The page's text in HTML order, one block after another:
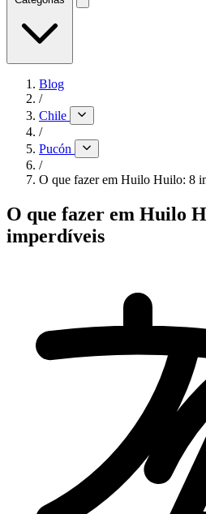
Blog
/
Chile
/
Pucón
/
O que fazer em Huilo Huilo: 8
O que fazer em Huilo
imperdíveis